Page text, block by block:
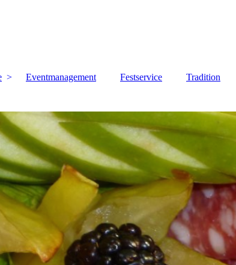
Eventmanagement Festservice Tradition